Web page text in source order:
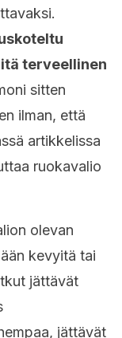
terveellinen
sitten
ilman, että
artikkelissa
ruokavalio
olevan
kevyitä tai
jättävät
jättävät